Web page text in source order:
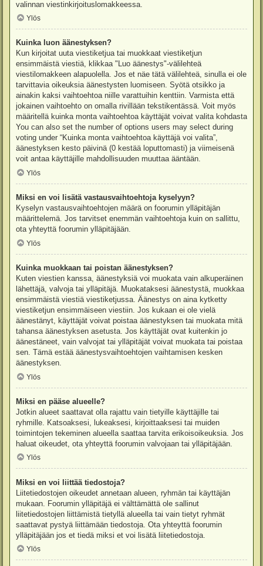
valinnan viestinkirjoituslomakkeessa.
Ylös
Kuinka luon äänestyksen?
Kun kirjoitat uuta viestiketjua tai muokkaat viestiketjun
ensimmäistä viestiä, klikkaa "Luo äänestys"-välilehteä
viestilomakkeen alapuolella. Jos et näe tätä välilehteä, sinulla ei ole
tarvittavia oikeuksia äänestysten luomiseen. Syötä otsikko ja
ainakin kaksi vaihtoehtoa niille varattuihin kenttiin. Varmista että
jokainen vaihtoehto on omalla rivillään tekstikentässä. Voit myös
määritellä kuinka monta vaihtoehtoa käyttäjät voivat valita kohdasta
You can also set the number of options users may select during
voting under “Kuinka monta vaihtoehtoa käyttäjä voi valita”,
äänestyksen kesto päivinä (0 kestää loputtomasti) ja viimeisenä
voit antaa käyttäjille mahdollisuuden muuttaa ääntään.
Ylös
Miksi en voi lisätä vastausvaihtoehtoja kyselyyn?
Kyselyn vastausvaihtoehtojen määrä on foorumin ylläpitäjän
määrittelemä. Jos tarvitset enemmän vaihtoehtoja kuin on sallittu,
ota yhteyttä foorumin ylläpitäjään.
Ylös
Kuinka muokkaan tai poistan äänestyksen?
Kuten viestien kanssa, äänestyksiä voi muokata vain alkuperäinen
lähettäjä, valvoja tai ylläpitäjä. Muokataksesi äänestystä, muokkaa
ensimmäistä viestiä viestiketjussa. Äänestys on aina kytketty
viestiketjun ensimmäiseen viestiin. Jos kukaan ei ole vielä
äänestänyt, käyttäjät voivat poistaa äänestyksen tai muokata mitä
tahansa äänestyksen asetusta. Jos käyttäjät ovat kuitenkin jo
äänestäneet, vain valvojat tai ylläpitäjät voivat muokata tai poistaa
sen. Tämä estää äänestysvaihtoehtojen vaihtamisen kesken
äänestyksen.
Ylös
Miksi en pääse alueelle?
Jotkin alueet saattavat olla rajattu vain tietyille käyttäjille tai
ryhmille. Katsoaksesi, lukeaksesi, kirjoittaaksesi tai muiden
toimintojen tekeminen alueella saattaa tarvita erikoisoikeuksia. Jos
haluat oikeudet, ota yhteyttä foorumin valvojaan tai ylläpitäjään.
Ylös
Miksi en voi liittää tiedostoja?
Liitetiedostojen oikeudet annetaan alueen, ryhmän tai käyttäjän
mukaan. Foorumin ylläpitäjä ei välttämättä ole sallinut
liitetiedostojen liittämistä tietyllä alueella tai vain tietyt ryhmät
saattavat pystyä liittämään tiedostoja. Ota yhteyttä foorumin
ylläpitäjään jos et tiedä miksi et voi lisätä liitetiedostoja.
Ylös